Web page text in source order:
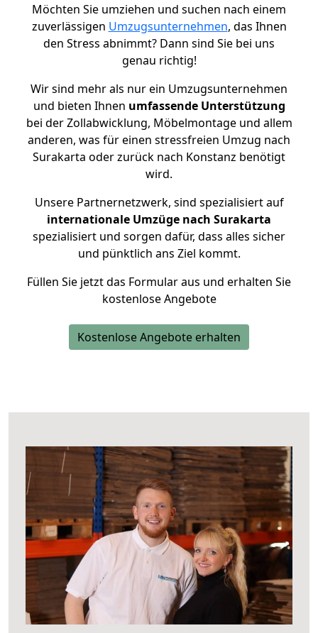
Möchten Sie umziehen und suchen nach einem
zuverlässigen Umzugsunternehmen, das Ihnen
den Stress abnimmt? Dann sind Sie bei uns
genau richtig!
Wir sind mehr als nur ein Umzugsunternehmen
und bieten Ihnen umfassende Unterstützung
bei der Zollabwicklung, Möbelmontage und allem
anderen, was für einen stressfreien Umzug nach
Surakarta oder zurück nach Konstanz benötigt
wird.
Unsere Partnernetzwerk, sind spezialisiert auf
internationale Umzüge nach Surakarta
spezialisiert und sorgen dafür, dass alles sicher
und pünktlich ans Ziel kommt.
Füllen Sie jetzt das Formular aus und erhalten Sie
kostenlose Angebote
Kostenlose Angebote erhalten